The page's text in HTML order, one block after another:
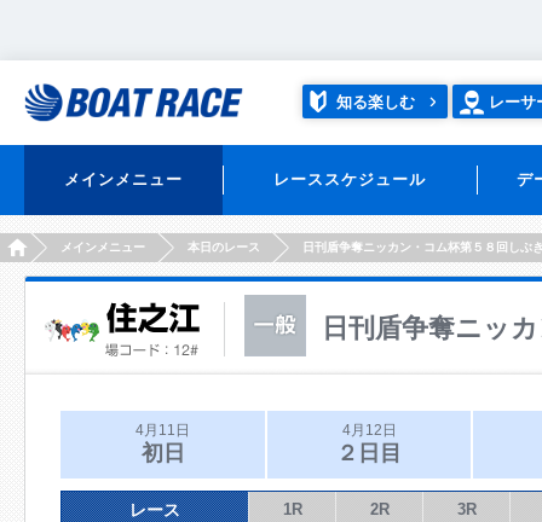
知る楽しむ レーサ
メインメニュー レーススケジュール デ
HOMEメインメニュー 本日のレース 日刊盾争奪ニッカン・コム杯第５８回しぶ
日刊盾争奪ニッ
4月11日
初日
4月12日
２日目
レース 1R 2R 3R